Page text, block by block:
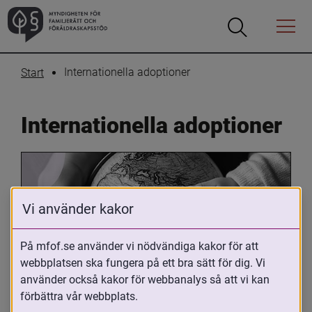
Öppna
Öppna
Menyn
Start Internationella adoptioner
Internationella adoptioner
Oavsett om du är adopterad,
adoptivförälder eller arbetar med
Vi använder kakor
På mfof.se använder vi nödvändiga kakor för att
webbplatsen ska fungera på ett bra sätt för dig. Vi
använder också kakor för webbanalys så att vi kan
förbättra vår webbplats.